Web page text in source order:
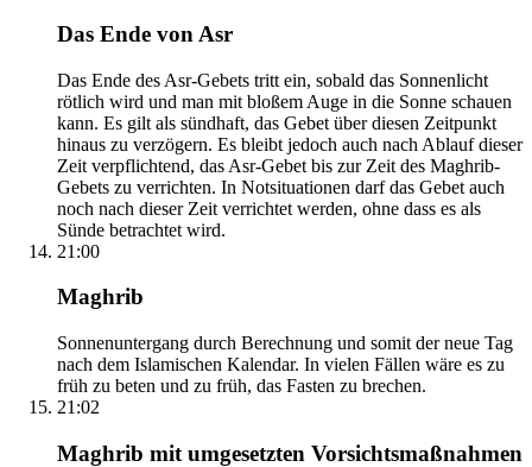
Das Ende von Asr
Das Ende des Asr-Gebets tritt ein, sobald das Sonnenlicht
rötlich wird und man mit bloßem Auge in die Sonne schauen
kann. Es gilt als sündhaft, das Gebet über diesen Zeitpunkt
hinaus zu verzögern. Es bleibt jedoch auch nach Ablauf dieser
Zeit verpflichtend, das Asr-Gebet bis zur Zeit des Maghrib-
Gebets zu verrichten. In Notsituationen darf das Gebet auch
noch nach dieser Zeit verrichtet werden, ohne dass es als
Sünde betrachtet wird.
21:00
Maghrib
Sonnenuntergang durch Berechnung und somit der neue Tag
nach dem Islamischen Kalendar. In vielen Fällen wäre es zu
früh zu beten und zu früh, das Fasten zu brechen.
21:02
Maghrib mit umgesetzten Vorsichtsmaßnahmen